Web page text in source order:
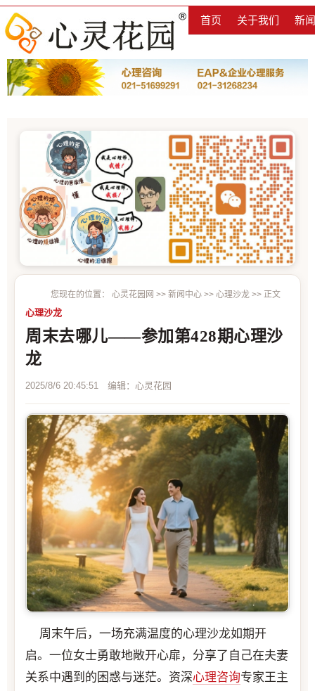
首页 关于我们 新
您现在的位置： 心灵花园网 >> 新闻中心 >> 心理沙龙 >> 正文
心理沙龙
周末去哪儿——参加第428期心理沙
龙
2025/8/6 20:45:51 编辑：心灵花园
周末午后，一场充满温度的心理沙龙如期开
启。一位女士勇敢地敞开心扉，分享了自己在夫妻
关系中遇到的困惑与迷茫。资深心理咨询专家王主